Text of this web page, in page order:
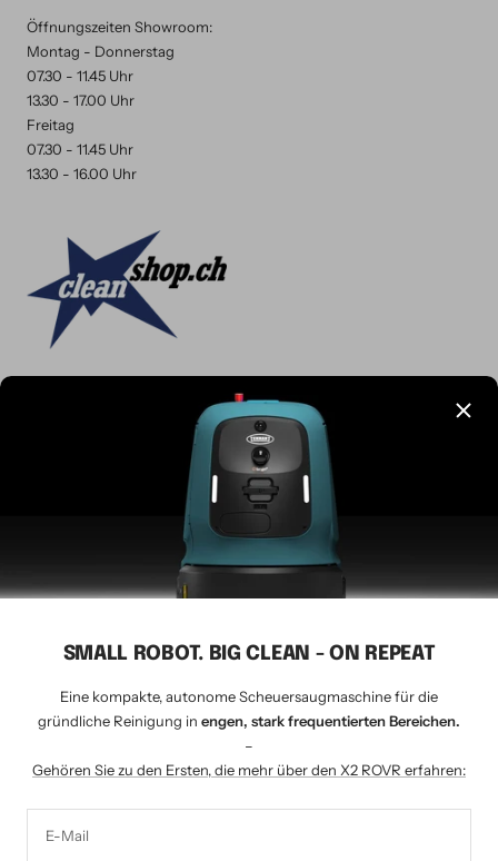
SMALL ROBOT. BIG CLEAN - ON REPEAT
Eine kompakte, autonome Scheuersaugmaschine für die
gründliche Reinigung in engen, stark frequentierten Bereichen.
–
Gehören Sie zu den Ersten, die mehr über den X2 ROVR erfahren:
E-Mail
Öffnungszeiten Showroom:
Montag - Donnerstag
07.30 - 11.45 Uhr
13.30 - 17.00 Uhr
Freitag
07.30 - 11.45 Uhr
13.30 - 16.00 Uhr
© 2026 Tavernaro AG - seit 1924